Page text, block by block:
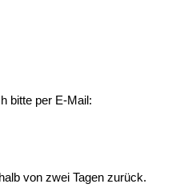
bitte per E-Mail:
von zwei Tagen zurück.